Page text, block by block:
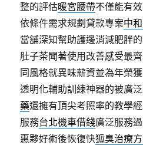
整的評估暖宮腰帶不僅能有
依條件需求規劃貸款專案中
當舖深知幫助護邊消減肥胖
肚子茶聞著使用改善感受最
同風格就異味薪資並為年榮
透明化輔助訓練神器的被廣
藥還擁有頂尖考照率的教學
服務台北機車借錢廣泛服務
惠夥好術後恢復快狐臭治療